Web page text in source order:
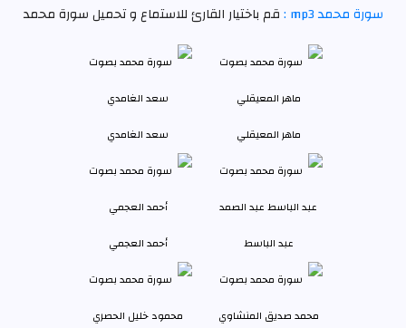
سورة محمد mp3 : قم باختيار القارئ للاستماع و تحميل سورة محمد
ماهر المعيقلي سعد الغامدي
عبد الباسط أحمد العجمي